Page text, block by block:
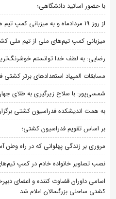
با حضور اساتید دانشگاهی؛
از روز 19 مردادماه و به میزبانی کمپ تیم های ملی؛
میزبانی کمپ تیم‌های ملی از تیم ملی
رضایی: به لطف خدا توانستم
مسابقات المپیاد استعدادهای برتر کشتی
شمسی‌پور: با سلاح زیرگیری به طلای
به همت اندیشکده فدراسیون کشتی
بر اساس تقویم فدراسیون کشتی؛
مروری بر زندگی پهلوانی که در راه وطن
نصب تصاویر خانواده خادم در کمپ
اسامی داوران قضاوت کننده و اعضای
کشتی ساحلی بزرگسالان اعلام شد